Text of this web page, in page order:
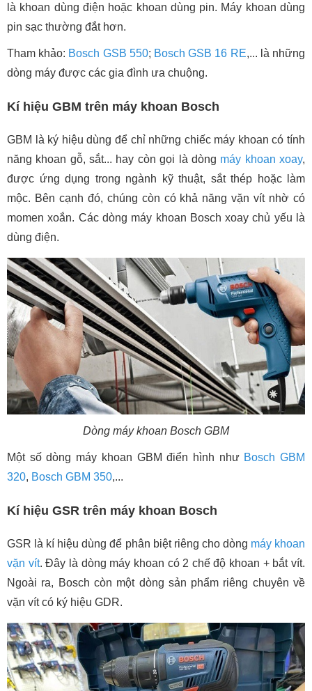
là khoan dùng điện hoặc khoan dùng pin. Máy khoan dùng
pin sạc thường đắt hơn.
Tham khảo: Bosch GSB 550; Bosch GSB 16 RE,... là những
dòng máy được các gia đình ưa chuộng.
Kí hiệu GBM trên máy khoan Bosch
GBM là ký hiệu dùng để chỉ những chiếc máy khoan có tính
năng khoan gỗ, sắt... hay còn gọi là dòng máy khoan xoay,
được ứng dụng trong ngành kỹ thuật, sắt thép hoặc làm
mộc. Bên cạnh đó, chúng còn có khả năng vặn vít nhờ có
momen xoắn. Các dòng máy khoan Bosch xoay chủ yếu là
dùng điện.
Dòng máy khoan Bosch GBM
Một số dòng máy khoan GBM điển hình như Bosch GBM
320, Bosch GBM 350,...
Kí hiệu GSR trên máy khoan Bosch
GSR là kí hiệu dùng để phân biệt riêng cho dòng máy khoan
vặn vít. Đây là dòng máy khoan có 2 chế độ khoan + bắt vít.
Ngoài ra, Bosch còn một dòng sản phẩm riêng chuyên về
vặn vít có ký hiệu GDR.